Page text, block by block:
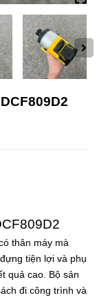
thân máy mà
tiện lợi và phụ
quả cao. Bộ sản
đi công trình và